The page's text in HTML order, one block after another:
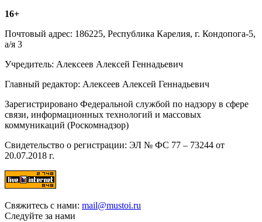
16+
Почтовый адрес: 186225, Республика Карелия, г. Кондопога-5,
а/я 3
Учредитель: Алексеев Алексей Геннадьевич
Главный редактор: Алексеев Алексей Геннадьевич
Зарегистрировано Федеральной службой по надзору в сфере
связи, информационных технологий и массовых
коммуникаций (Роскомнадзор)
Свидетельство о регистрации: ЭЛ № ФС 77 – 73244 от
20.07.2018 г.
Свяжитесь с нами: mail@mustoi.ru
Следуйте за нами